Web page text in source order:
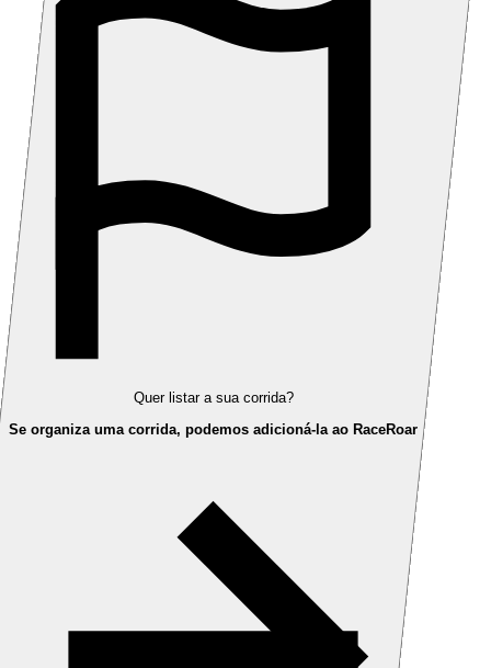
Quer listar a sua corrida?
Se organiza uma corrida, podemos adicioná-la ao RaceRoar